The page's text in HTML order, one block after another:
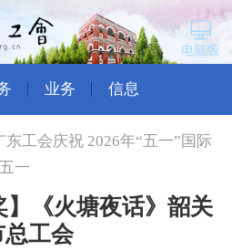
业务 信息
东工会庆祝 2026年“五一”国际
一
】《火塘夜话》韶关
总工会